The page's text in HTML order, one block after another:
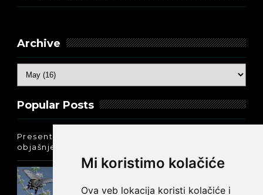
Mi koristimo kolačiće
Ova veb lokacija koristi kolačiće i
Archive
Popular Posts
Present Perfect Simple - najjednostavnije
objašnjenje :-)